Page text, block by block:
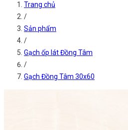
Trang chủ
/
Sản phẩm
/
Gạch ốp lát Đồng Tâm
/
Gạch Đồng Tâm 30x60